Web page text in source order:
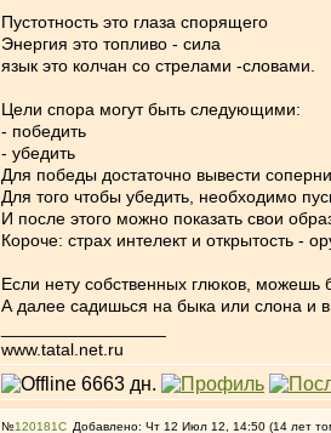
Пустотность это глаза спорящего
Энергия это топливо - сила
язык это колчан со стрелами -словами.
Цели спора могут быть следующими:
- победить
- убедить
Для победы достаточно вывести
Для того чтобы убедить, необходимо
И после этого можно показать свои
Короче: страх интелект и открытость -
Если нету собственных глюков, можешь
А далее садишься на быка или слона и
www.tatal.net.ru
№120181 Добавлено: Чт 12 Июл 12, 14:50 (14 лет